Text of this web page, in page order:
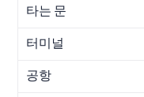
타는 문
터미널
공항